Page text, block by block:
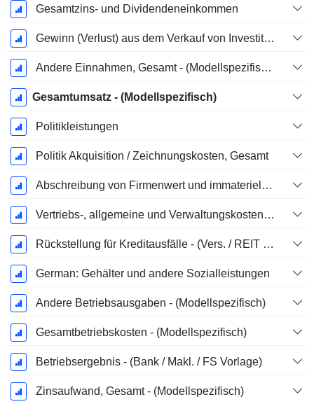
Dezember
Gesamtzins- und Dividendeneinkommen
Gewinn (Verlust) aus dem Verkauf von Investitionen, Gesamt (Rev) - (Modellspezifisch)
Andere Einnahmen, Gesamt - (Modellspezifisch)
Gesamtumsatz - (Modellspezifisch)
Politikleistungen
Politik Akquisition / Zeichnungskosten, Gesamt
Abschreibung von Firmenwert und immateriellen Vermögenswerten - (GuV) - (Modellspezifisch)
Vertriebs-, allgemeine und Verwaltungskosten, Gesamt - (Modellspezifisch)
Rückstellung für Kreditausfälle - (Vers. / REIT / Utility-Vorlagen)
German: Gehälter und andere Sozialleistungen
Andere Betriebsausgaben - (Modellspezifisch)
Gesamtbetriebskosten - (Modellspezifisch)
Betriebsergebnis - (Bank / Makl. / FS Vorlage)
Zinsaufwand, Gesamt - (Modellspezifisch)